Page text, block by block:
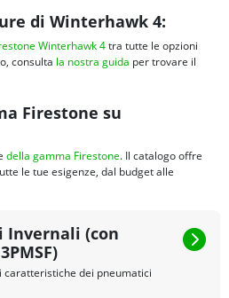
di Winterhawk 4:
Winterhawk 4tra tutte le opzioni
consulta la nostra guida per trovare il
Firestone su
della gamma Firestone. Il catalogo offre
le tue esigenze, dal budget alle
Invernali (con
caratteristiche dei pneumatici